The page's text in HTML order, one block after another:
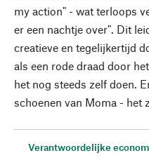
my action" - wat terloops
er een nachtje over". Dit
creatieve en tegelijkertijd
als een rode draad door
het nog steeds zelf doen.
schoenen van Moma - het
Verantwoordelijke